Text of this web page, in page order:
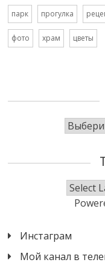
парк прогулка
фото храм цветы
Рубрики
Инстаграм
Мой канал в